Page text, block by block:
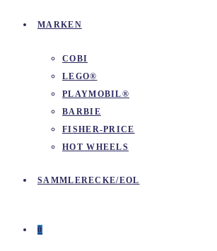
MARKEN
COBI
LEGO®
PLAYMOBIL®
BARBIE
FISHER-PRICE
HOT WHEELS
SAMMLERECKE/EOL
0